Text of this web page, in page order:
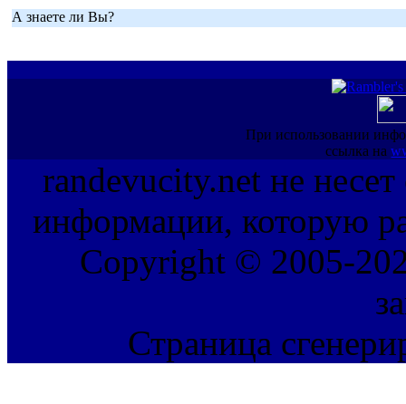
А знаете ли Вы?
При использовании
ссылка на
randevucity.net не несет
информации, которую
Copyright © 2005-
Страница